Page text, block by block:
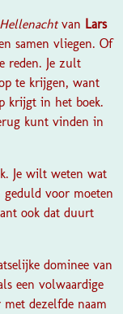
Hellenacht van Lars
samen vliegen. Of
reden. Je zult
te krijgen, want
krijgt in het boek.
kunt vinden in
Je wilt weten wat
voor moeten
ook dat duurt
dominee van
een volwaardige
dezelfde naam